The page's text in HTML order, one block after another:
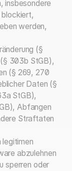
insbesondere
blockiert,
werden,
(§
303b StGB),
(§ 269, 270
Daten (§
StGB),
Abfangen
Straftaten
abzulehnen
sperren oder